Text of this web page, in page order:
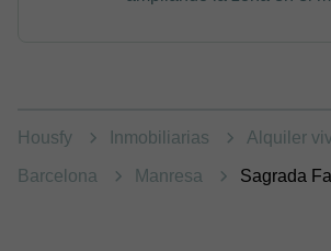
Housfy Inmobiliarias Alquiler
Barcelona Manresa Sagrada